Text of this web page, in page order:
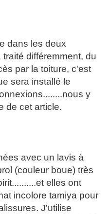
dans les deux
différemment, du
par la toiture, c'est
sera installé le
y
de cet article.
avec un lavis à
(couleur boue) très
elles ont
incolore tamiya pour
J'utilise